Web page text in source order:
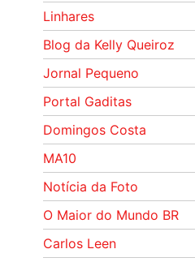
Linhares
Blog da Kelly Queiroz
Jornal Pequeno
Portal Gaditas
Domingos Costa
MA10
Notícia da Foto
O Maior do Mundo BR
Carlos Leen